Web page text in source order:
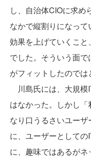
し、自治体CIOに求め
なかで縦割りになっ
効果を上げていくこ
でした。そういう面
がフィットしたのでは
川島氏には、大規模
はなかった。しかし
なり口うるさいユー
に、ユーザーとして
に、趣味ではあるが